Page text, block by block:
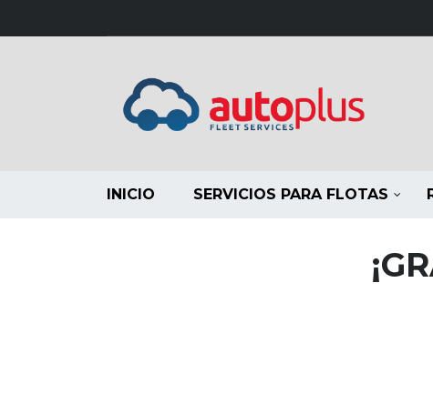
INICIO SERVICIOS PARA FLOTAS